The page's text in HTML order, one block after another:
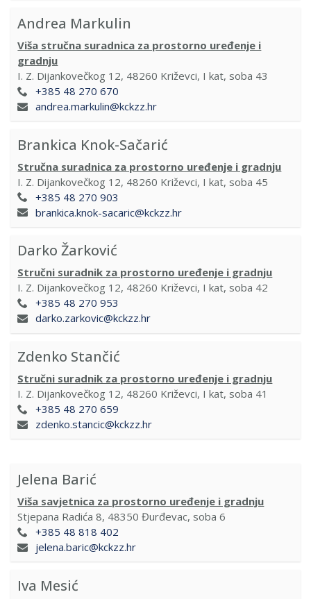
Andrea Markulin
Viša stručna suradnica za prostorno uređenje i
gradnju
I. Z. Dijankovečkog 12, 48260 Križevci, I kat, soba 43
+385 48 270 670
andrea.markulin@kckzz.hr
Brankica Knok-Sačarić
Stručna suradnica za prostorno uređenje i gradnju
I. Z. Dijankovečkog 12, 48260 Križevci, I kat, soba 45
+385 48 270 903
brankica.knok-sacaric@kckzz.hr
Darko Žarković
Stručni suradnik za prostorno uređenje i gradnju
I. Z. Dijankovečkog 12, 48260 Križevci, I kat, soba 42
+385 48 270 953
darko.zarkovic@kckzz.hr
Zdenko Stančić
Stručni suradnik za prostorno uređenje i gradnju
I. Z. Dijankovečkog 12, 48260 Križevci, I kat, soba 41
+385 48 270 659
zdenko.stancic@kckzz.hr
Jelena Barić
Viša savjetnica za prostorno uređenje i gradnju
Stjepana Radića 8, 48350 Đurđevac, soba 6
+385 48 818 402
jelena.baric@kckzz.hr
Iva Mesić